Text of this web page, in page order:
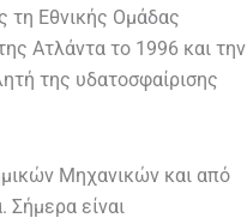
τη Εθνικής Ομάδας
Ατλάντα το 1996 και την
της υδατοσφαίρισης
Μηχανικών και από
Σήμερα είναι